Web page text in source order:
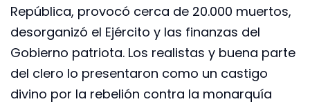
República, provocó cerca de 20.000 muertos,
desorganizó el Ejército y las finanzas del
Gobierno patriota. Los realistas y buena parte
del clero lo presentaron como un castigo
divino por la rebelión contra la monarquía